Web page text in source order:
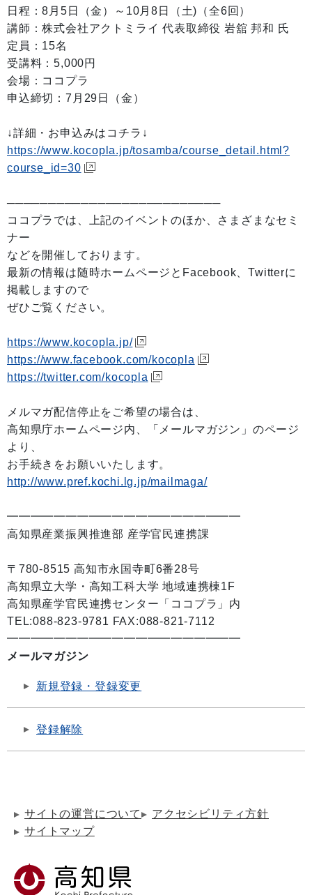
日程：8月5日（金）～10月8日（土)（全6回）
講師：株式会社アクトミライ 代表取締役 岩舘 邦和 氏
定員：15名
受講料：5,000円
会場：ココプラ
申込締切：7月29日（金）
↓詳細・お申込みはコチラ↓
https://www.kocopla.jp/tosamba/course_detail.html?
course_id=30
──────────────────────────
ココプラでは、上記のイベントのほか、さまざまなセミ
ナー
などを開催しております。
最新の情報は随時ホームページとFacebook、Twitterに
掲載しますので
ぜひご覧ください。
https://www.kocopla.jp/
https://www.facebook.com/kocopla
https://twitter.com/kocopla
メルマガ配信停止をご希望の場合は、
高知県庁ホームページ内、「メールマガジン」のページ
より、
お手続きをお願いいたします。
http://www.pref.kochi.lg.jp/mailmaga/
━━━━━━━━━━━━━━━━━━━━
高知県産業振興推進部 産学官民連携課
〒780-8515 高知市永国寺町6番28号
高知県立大学・高知工科大学 地域連携棟1F
高知県産学官民連携センター「ココプラ」内
TEL:088-823-9781 FAX:088-821-7112
━━━━━━━━━━━━━━━━━━━━
メールマガジン
新規登録・登録変更
登録解除
サイトの運営について
アクセシビリティ方針
サイトマップ